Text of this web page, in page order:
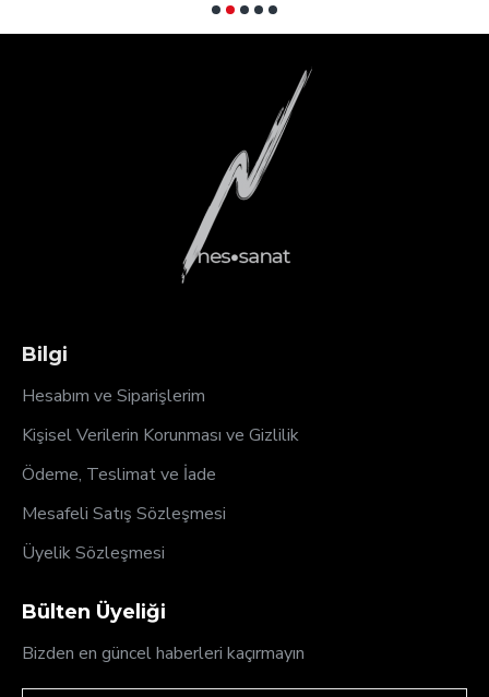
Bilgi
Hesabım ve Siparişlerim
Kişisel Verilerin Korunması ve Gizlilik
Ödeme, Teslimat ve İade
Mesafeli Satış Sözleşmesi
Üyelik Sözleşmesi
Bülten Üyeliği
Bizden en güncel haberleri kaçırmayın